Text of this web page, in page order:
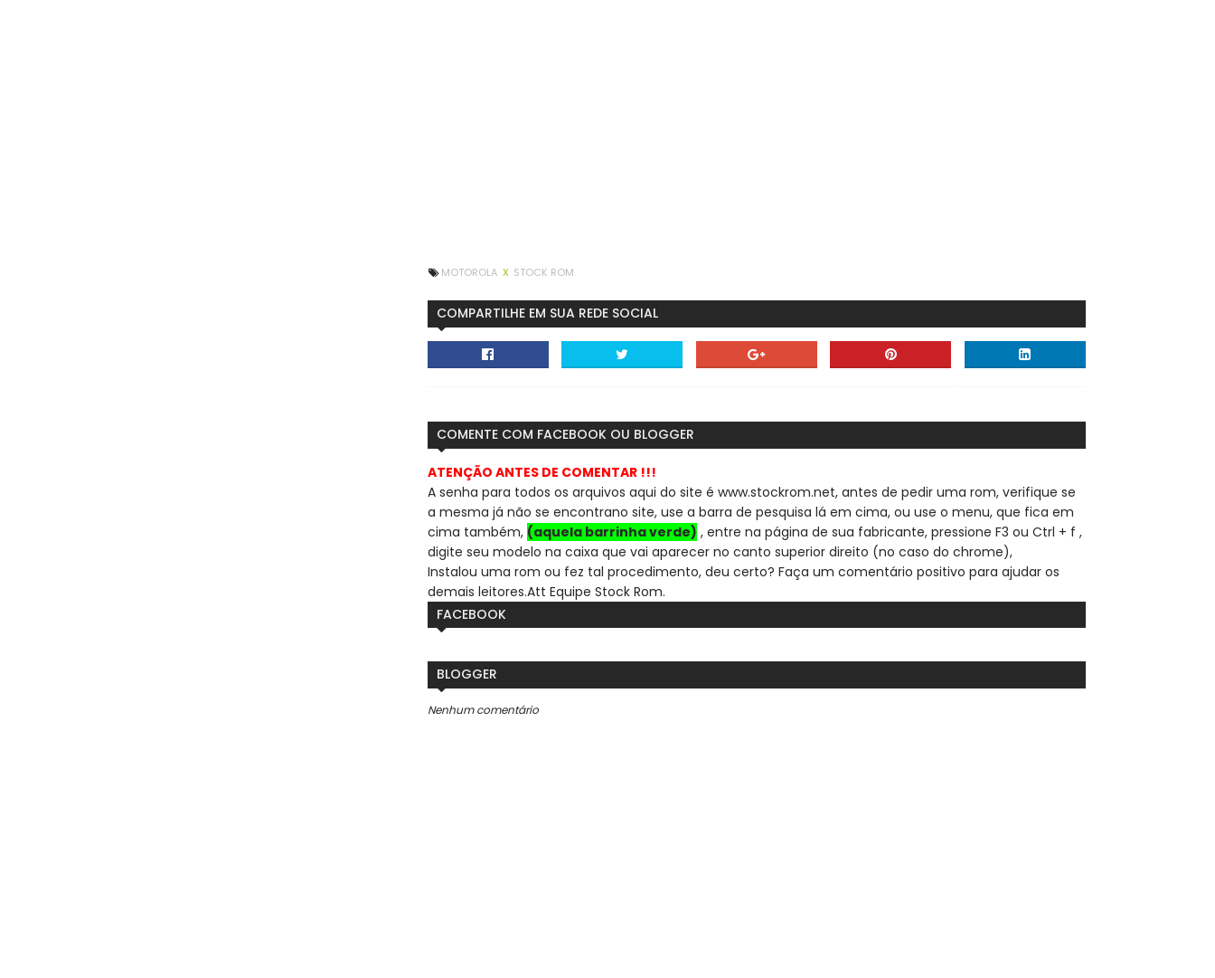
MOTOROLA X STOCK ROM
COMPARTILHE EM SUA REDE SOCIAL
COMENTE COM FACEBOOK OU BLOGGER
ATENÇÃO ANTES DE COMENTAR !!!
A senha para todos os arquivos aqui do site é www.stockrom.net, antes de pedir uma rom, verifique se
a mesma já não se encontrano site, use a barra de pesquisa lá em cima, ou use o menu, que fica em
cima também, (aquela barrinha verde) , entre na página de sua fabricante, pressione F3 ou Ctrl + f ,
digite seu modelo na caixa que vai aparecer no canto superior direito (no caso do chrome),
Instalou uma rom ou fez tal procedimento, deu certo? Faça um comentário positivo para ajudar os
demais leitores.Att Equipe Stock Rom.
FACEBOOK
BLOGGER
Nenhum comentário